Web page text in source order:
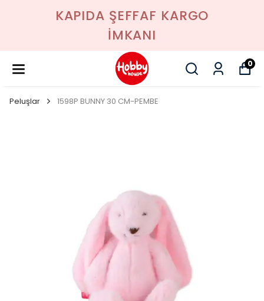
KAPIDA ŞEFFAF KARGO
İMKANI
0
Peluşlar 1598P BUNNY 30 CM-PEMBE